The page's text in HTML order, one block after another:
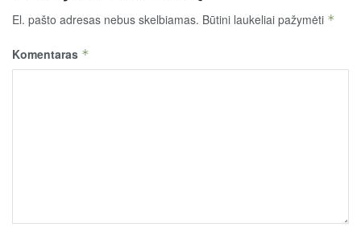
El. pašto adresas nebus skelbiamas. Būtini laukeliai pažymėti *
Komentaras *